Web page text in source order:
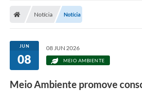
Notícia Notícia
JUN
08
08 JUN 2026
MEIO AMBIENTE
Meio Ambiente promove